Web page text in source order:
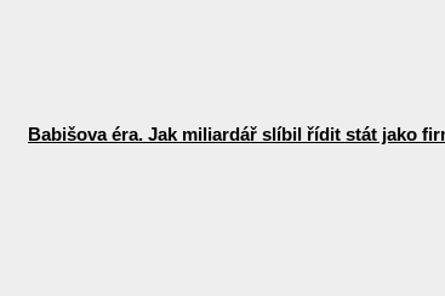
Babišova éra. Jak miliardář slíbil řídit stát jako